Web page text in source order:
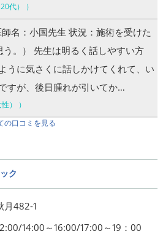
代） ）
師名：小国先生 状況：施術を受けた
。） 先生は明るく話しやすい方
うに気さくに話しかけてくれて、い
すが、後日腫れが引いてか…
） ）
口コミを見る
ク
月482-1
14:00～16:00/17:00～19：00